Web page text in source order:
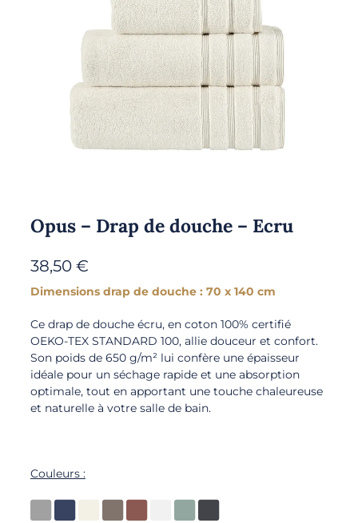
Opus – Drap de douche – Ecru
38,50 €
Dimensions drap de douche : 70 x 140 cm
Ce drap de douche écru, en coton 100% certifié
OEKO-TEX STANDARD 100, allie douceur et confort.
Son poids de 650 g/m² lui confère une épaisseur
idéale pour un séchage rapide et une absorption
optimale, tout en apportant une touche chaleureuse
et naturelle à votre salle de bain.
Couleurs :